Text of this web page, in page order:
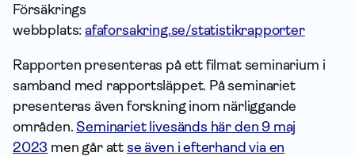
Försäkrings
webbplats:afaforsakring.se/statistikrapporter
Rapporten presenteras på ett filmat seminarium i
samband med rapportsläppet. På seminariet
presenteras även forskning inom närliggande
områden. Seminariet livesänds här den 9 maj
2023 men går att se även i efterhand via en